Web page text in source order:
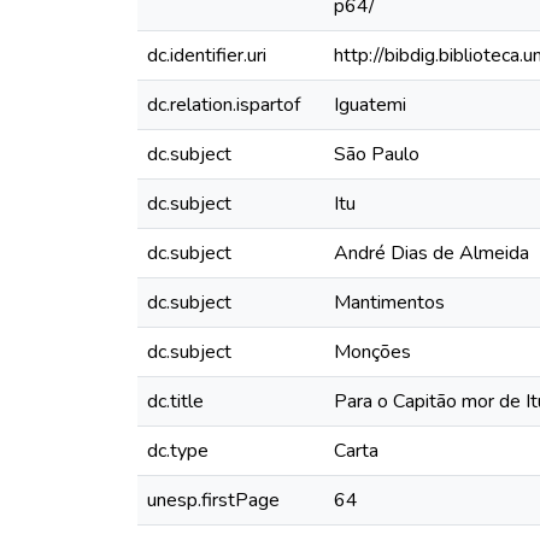
p64/
dc.identifier.uri
http://
dc.relation.ispartof
Iguatemi
dc.subject
São Paulo
dc.subject
Itu
dc.subject
André Dias de Almeida
dc.subject
Mantimentos
dc.subject
Monções
dc.title
Para o Capitão mor de
dc.type
Carta
unesp.firstPage
64